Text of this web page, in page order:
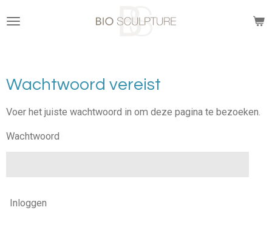
direct
Wachtwoord vereist
Voer het juiste wachtwoord in om deze pagina te bezoeken.
Wachtwoord
Inloggen